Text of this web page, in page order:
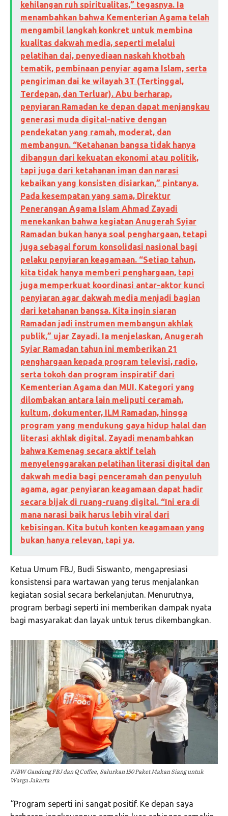
kehilangan ruh spiritualitas,” tegasnya. Ia
menambahkan bahwa Kementerian Agama telah
mengambil langkah konkret untuk membina
kualitas dakwah media, seperti melalui
pelatihan dai, penyediaan naskah khotbah
tematik, pembinaan penyiar agama Islam, serta
pengiriman dai ke wilayah 3T (Tertinggal,
Terdepan, dan Terluar). Abu berharap,
penyiaran Ramadan ke depan dapat menjangkau
generasi muda digital-native dengan
pendekatan yang ramah, moderat, dan
membangun. “Ketahanan bangsa tidak hanya
dibangun dari kekuatan ekonomi atau politik,
tapi juga dari ketahanan iman dan narasi
kebaikan yang konsisten disiarkan,” pintanya.
Pada kesempatan yang sama, Direktur
Penerangan Agama Islam Ahmad Zayadi
menekankan bahwa kegiatan Anugerah Syiar
Ramadan bukan hanya soal penghargaan, tetapi
juga sebagai forum konsolidasi nasional bagi
pelaku penyiaran keagamaan. “Setiap tahun,
kita tidak hanya memberi penghargaan, tapi
juga memperkuat koordinasi antar-aktor kunci
penyiaran agar dakwah media menjadi bagian
dari ketahanan bangsa. Kita ingin siaran
Ramadan jadi instrumen membangun akhlak
publik,” ujar Zayadi. Ia menjelaskan, Anugerah
Syiar Ramadan tahun ini memberikan 21
penghargaan kepada program televisi, radio,
serta tokoh dan program inspiratif dari
Kementerian Agama dan MUI. Kategori yang
dilombakan antara lain meliputi ceramah,
kultum, dokumenter, ILM Ramadan, hingga
program yang mendukung gaya hidup halal dan
literasi akhlak digital. Zayadi menambahkan
bahwa Kemenag secara aktif telah
menyelenggarakan pelatihan literasi digital dan
dakwah media bagi penceramah dan penyuluh
agama, agar penyiaran keagamaan dapat hadir
secara bijak di ruang-ruang digital. “Ini era di
mana narasi baik harus lebih viral dari
kebisingan. Kita butuh konten keagamaan yang
bukan hanya relevan, tapi ya.
Ketua Umum FBJ, Budi Siswanto, mengapresiasi
konsistensi para wartawan yang terus menjalankan
kegiatan sosial secara berkelanjutan. Menurutnya,
program berbagi seperti ini memberikan dampak nyata
bagi masyarakat dan layak untuk terus dikembangkan.
PJBW Gandeng FBJ dan Q Coffee, Salurkan 150 Paket Makan Siang untuk
Warga Jakarta
“Program seperti ini sangat positif. Ke depan saya